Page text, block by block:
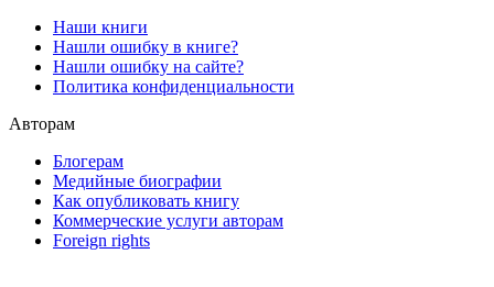
Наши книги
Нашли ошибку в книге?
Нашли ошибку на сайте?
Политика конфиденциальности
Авторам
Блогерам
Медийные биографии
Как опубликовать книгу
Коммерческие услуги авторам
Foreign rights